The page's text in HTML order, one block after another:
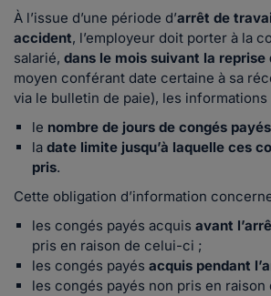
À l’issue d’une période d’arrêt de
accident, l’employeur doit porter à la
salarié, dans le mois suivant la reprise
moyen conférant date certaine à sa
via le bulletin de paie), les informations
le nombre de jours de congés payés
la date limite jusqu’à laquelle ces
pris.
Cette obligation d’information
les congés payés acquis avant
pris en raison de celui-ci ;
les congés payés acquis pendant
les congés payés non pris en raison